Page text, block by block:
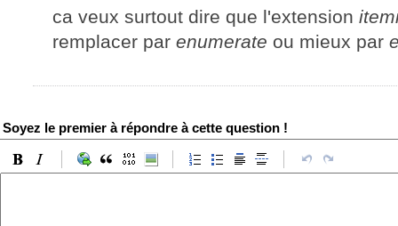
ca veux surtout dire que l'extension
remplacer par enumerate ou mieux par
Soyez le premier à répondre à cette question !